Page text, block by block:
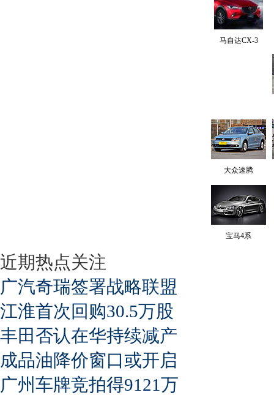
马自达CX-3
大众速腾
宝马4系
近期热点关注
广汽奇瑞签署战略联盟
江淮首次回购30.5万股
丰田否认在华持续减产
成品油降价窗口或开启
广州车牌竞拍得9121万